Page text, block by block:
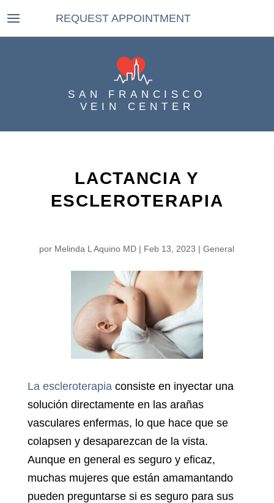
SAN FRANCISCO
VEIN CENTER
REQUEST APPOINTMENT
LACTANCIA Y
ESCLEROTERAPIA
por Melinda L Aquino MD | Feb 13, 2023 |General
La escleroterapia consiste en inyectar una
solución directamente en las arañas
vasculares enfermas, lo que hace que se
colapsen y desaparezcan de la vista.
Aunque en general es seguro y eficaz,
muchas mujeres que están amamantando
pueden preguntarse si es seguro para sus